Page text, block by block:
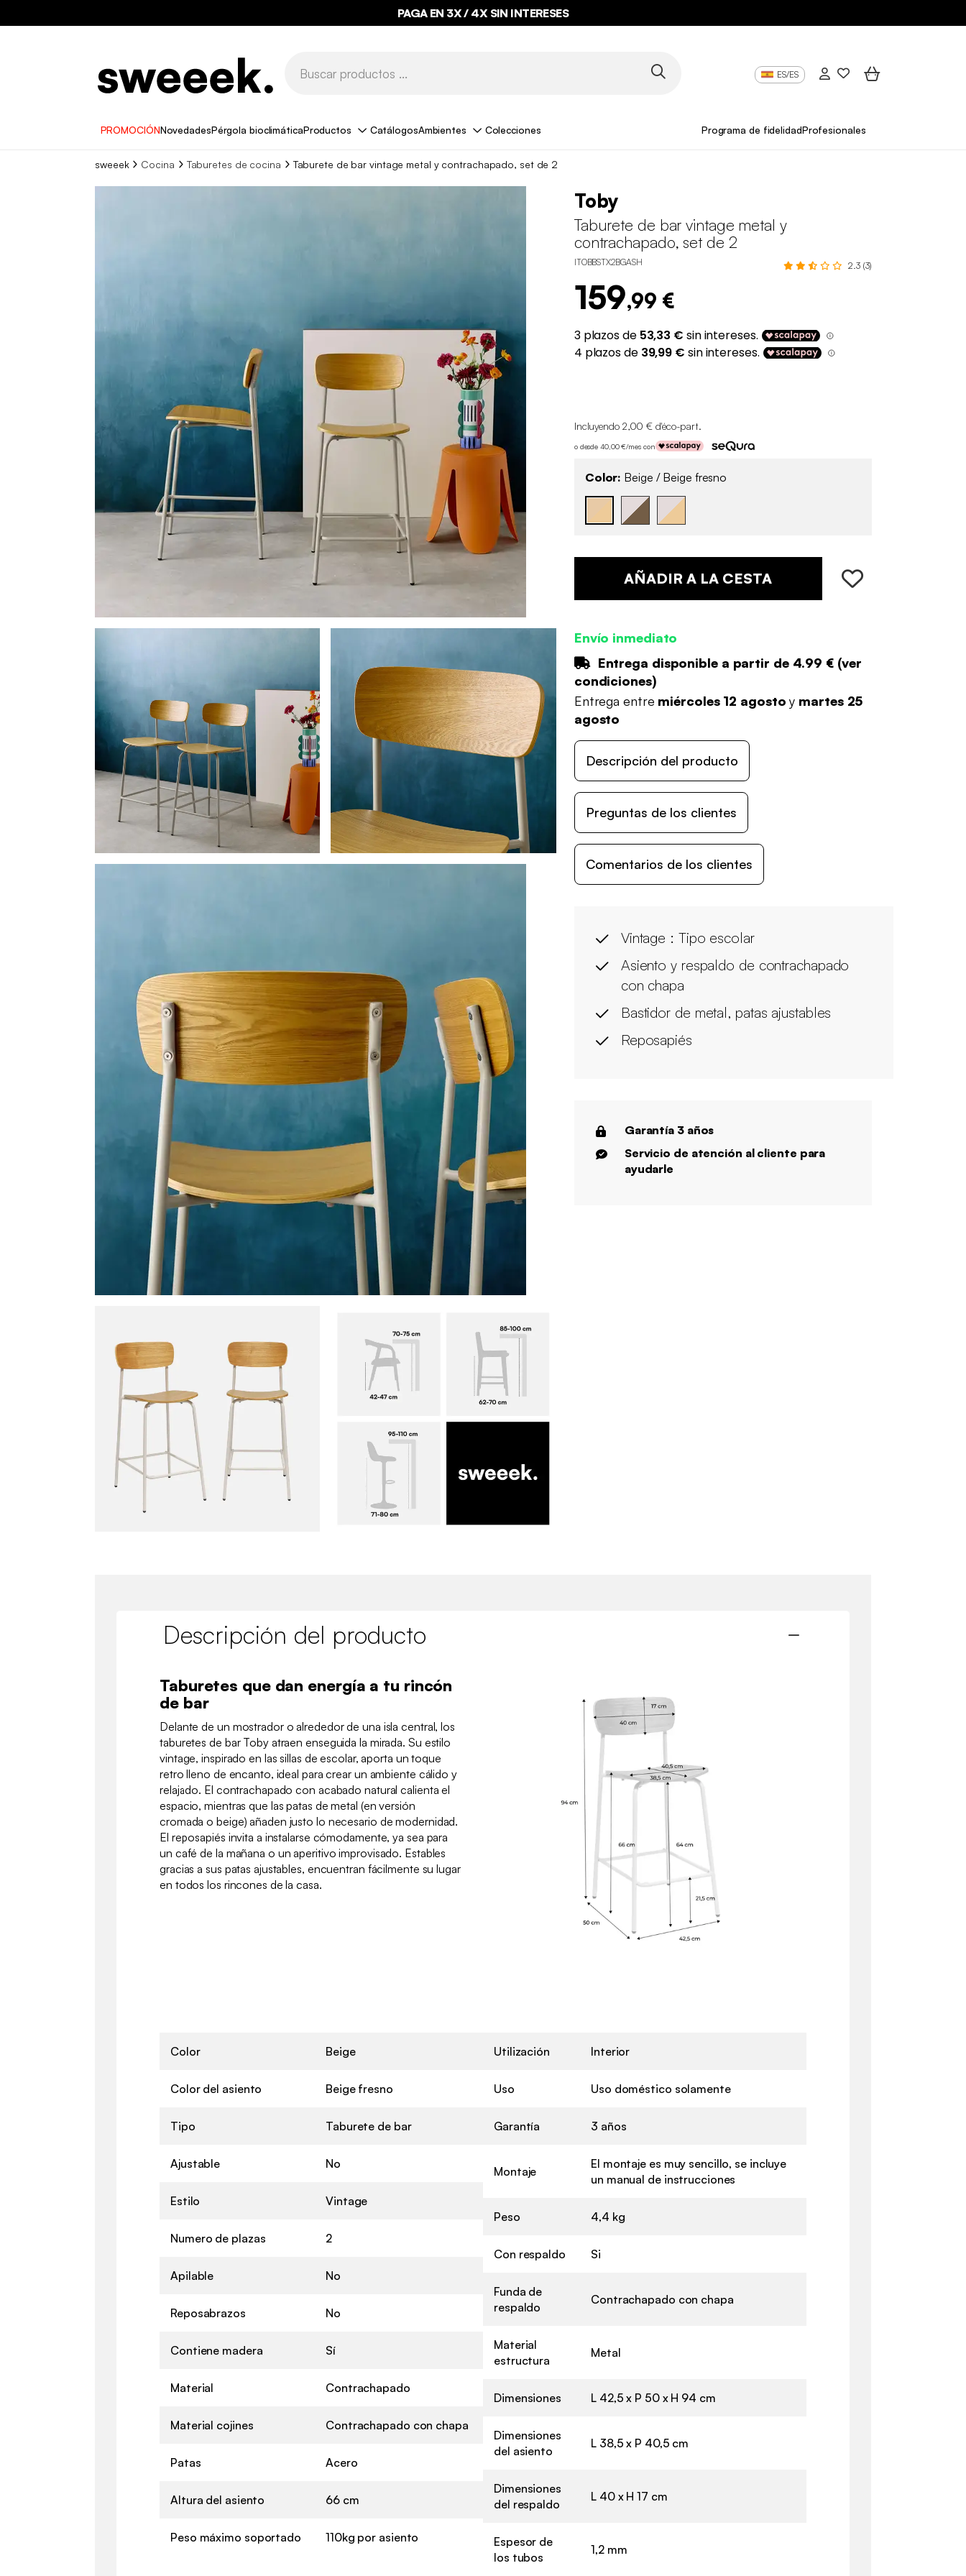
PAGA EN 3X / 4X SIN INTERESES
ES/ES
PROMOCIÓNNovedadesPérgola bioclimáticaProductos CatálogosAmbientes Colecciones Programa de fidelidadProfesionales
sweeek Cocina Taburetes de cocina Taburete de bar vintage metal y contrachapado, set de 2
Toby
Taburete de bar vintage metal y
contrachapado, set de 2
ITOBBSTX2BGASH 2.3 (3)
159,99 €
Incluyendo 2,00 € d'éco-part.
o desde 40,00 €/mes con
Color: Beige / Beige fresno
AÑADIR A LA CESTA
Envío inmediato
Entrega disponible a partir de 4.99 € (ver
condiciones)
Entrega entre miércoles 12 agostoy martes 25
agosto
Descripción del producto
Preguntas de los clientes
Comentarios de los clientes
Vintage : Tipo escolar
Asiento y respaldo de contrachapado
con chapa
Bastidor de metal, patas ajustables
Reposapiés
Garantía 3 años
Servicio de atención al cliente para
ayudarle
Descripción del producto
Taburetes que dan energía a tu rincón
de bar
Delante de un mostrador o alrededor de una isla central, los
taburetes de bar Toby atraen enseguida la mirada. Su estilo
vintage, inspirado en las sillas de escolar, aporta un toque
retro lleno de encanto, ideal para crear un ambiente cálido y
relajado. El contrachapado con acabado natural calienta el
espacio, mientras que las patas de metal (en versión
cromada o beige) añaden justo lo necesario de modernidad.
El reposapiés invita a instalarse cómodamente, ya sea para
un café de la mañana o un aperitivo improvisado. Estables
gracias a sus patas ajustables, encuentran fácilmente su lugar
en todos los rincones de la casa.
Color Beige
Color del asiento Beige fresno
Tipo Taburete de bar
Ajustable No
Estilo Vintage
Numero de plazas 2
Apilable No
Reposabrazos No
Contiene madera Sí
Material Contrachapado
Material cojines Contrachapado con chapa
Patas Acero
Altura del asiento 66 cm
Peso máximo soportado 110kg por asiento
Utilización Interior
Uso Uso doméstico solamente
Garantía 3 años
Montaje
El montaje es muy sencillo, se incluye
un manual de instrucciones
Peso 4,4 kg
Con respaldo Si
Funda de
respaldo
Contrachapado con chapa
Material
estructura
Metal
Dimensiones L 42,5 x P 50 x H 94 cm
Dimensiones
del asiento
L 38,5 x P 40,5 cm
Dimensiones
del respaldo
L 40 x H 17 cm
Espesor de
los tubos
1,2 mm